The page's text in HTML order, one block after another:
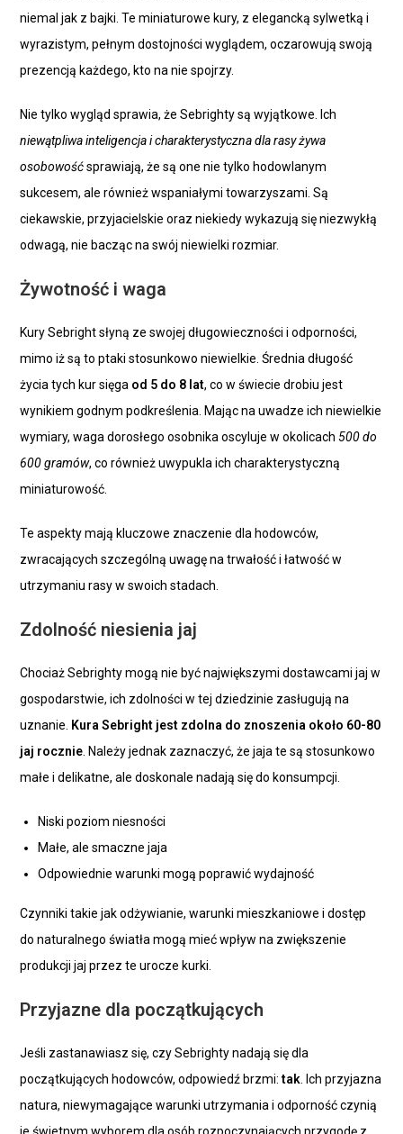
niemal jak z bajki. Te miniaturowe kury, z elegancką sylwetką i
wyrazistym, pełnym dostojności wyglądem, oczarowują swoją
prezencją każdego, kto na nie spojrzy.
Nie tylko wygląd sprawia, że Sebrighty są wyjątkowe. Ich
niewątpliwa inteligencja i charakterystyczna dla rasy żywa
osobowośćsprawiają, że są one nie tylko hodowlanym
sukcesem, ale również wspaniałymi towarzyszami. Są
ciekawskie, przyjacielskie oraz niekiedy wykazują się niezwykłą
odwagą, nie bacząc na swój niewielki rozmiar.
Żywotność i waga
Kury Sebright słyną ze swojej długowieczności i odporności,
mimo iż są to ptaki stosunkowo niewielkie. Średnia długość
życia tych kur sięga od 5 do 8 lat, co w świecie drobiu jest
wynikiem godnym podkreślenia. Mając na uwadze ich niewielkie
wymiary, waga dorosłego osobnika oscyluje w okolicach500 do
600 gramów, co również uwypukla ich charakterystyczną
miniaturowość.
Te aspekty mają kluczowe znaczenie dla hodowców,
zwracających szczególną uwagę na trwałość i łatwość w
utrzymaniu rasy w swoich stadach.
Zdolność niesienia jaj
Chociaż Sebrighty mogą nie być największymi dostawcami jaj w
gospodarstwie, ich zdolności w tej dziedzinie zasługują na
uznanie. Kura Sebright jest zdolna do znoszenia około 60-80
jaj rocznie . Należy jednak zaznaczyć, że jaja te są stosunkowo
małe i delikatne, ale doskonale nadają się do konsumpcji.
Niski poziom niesności
Małe, ale smaczne jaja
Odpowiednie warunki mogą poprawić wydajność
Czynniki takie jak odżywianie, warunki mieszkaniowe i dostęp
do naturalnego światła mogą mieć wpływ na zwiększenie
produkcji jaj przez te urocze kurki.
Przyjazne dla początkujących
Jeśli zastanawiasz się, czy Sebrighty nadają się dla
początkujących hodowców, odpowiedź brzmi:tak . Ich przyjazna
natura, niewymagające warunki utrzymania i odporność czynią
je świetnym wyborem dla osób rozpoczynających przygodę z